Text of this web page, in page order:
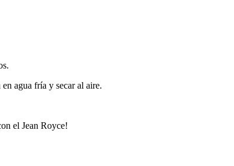
agua fría y secar al aire.
el Jean Royce!